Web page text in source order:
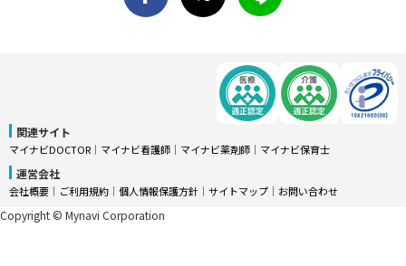
関連サイト
マイナビDOCTOR │ マイナビ看護師 │ マイナビ薬剤師 │ マイナビ保育士
運営会社
会社概要 │ ご利用規約 │ 個人情報保護方針 │ サイトマップ │ お問い合わせ
Copyright © Mynavi Corporation